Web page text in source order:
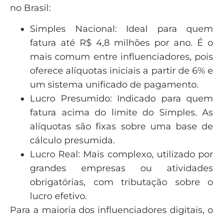
no Brasil:
Simples Nacional: Ideal para quem
fatura até R$ 4,8 milhões por ano. É o
mais comum entre influenciadores, pois
oferece alíquotas iniciais a partir de 6% e
um sistema unificado de pagamento.
Lucro Presumido: Indicado para quem
fatura acima do limite do Simples. As
alíquotas são fixas sobre uma base de
cálculo presumida.
Lucro Real: Mais complexo, utilizado por
grandes empresas ou atividades
obrigatórias, com tributação sobre o
lucro efetivo.
Para a maioria dos influenciadores digitais, o